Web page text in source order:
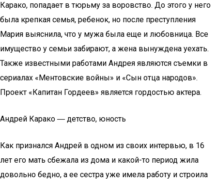
Карако, попадает в тюрьму за воровство. До этого у него
была крепкая семья, ребенок, но после преступления
Мария выяснила, что у мужа была еще и любовница. Все
имущество у семьи забирают, а жена вынуждена уехать.
Также известными работами Андрея являются съемки в
сериалах «Ментовские войны» и «Сын отца народов».
Проект «Капитан Гордеев» является гордостью актера.
Андрей Карако ― детство, юность
Как признался Андрей в одном из своих интервью, в 16
лет его мать сбежала из дома и какой-то период жила
довольно бедно, а ее сестра уже имела работу и строила